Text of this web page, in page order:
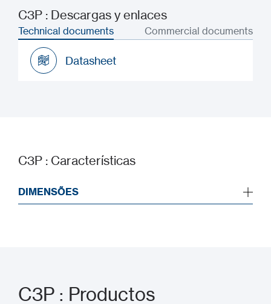
C3P : Descargas y enlaces
Technical documents Commercial documents
Datasheet
C3P : Características
DIMENSÕES
C3P : Productos